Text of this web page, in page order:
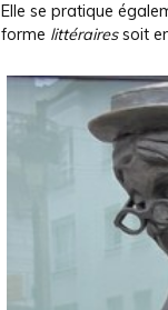
Elle se pratique
forme littérairessoit